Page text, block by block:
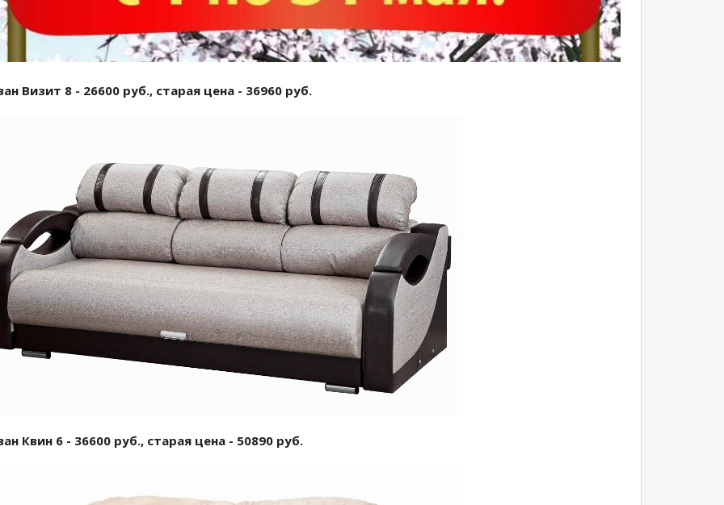
Визит 8 - 26600 руб., старая цена - 36960 руб.
Квин 6 - 36600 руб., старая цена - 50890 руб.